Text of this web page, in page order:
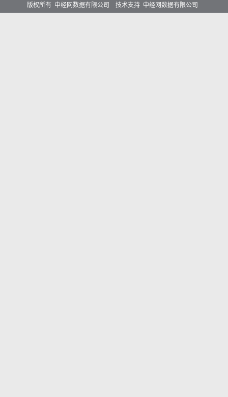
版权所有 中经网数据有限公司 技术支持 中经网数据有限公司